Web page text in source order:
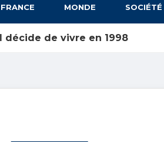
FRANCE MONDE SOCIÉTÉ
décide de vivre en 1998